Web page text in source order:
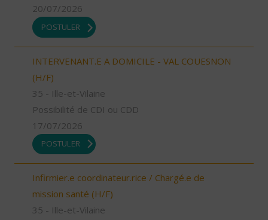
20/07/2026
POSTULER
INTERVENANT.E A DOMICILE - VAL COUESNON
(H/F)
35 - Ille-et-Vilaine
Possibilité de CDI ou CDD
17/07/2026
POSTULER
Infirmier.e coordinateur.rice / Chargé.e de
mission santé (H/F)
35 - Ille-et-Vilaine